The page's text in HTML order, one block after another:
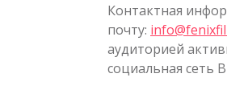
Контактная
почту:
аудиторией
социальная сеть